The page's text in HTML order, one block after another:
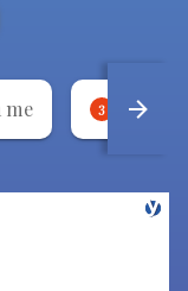
me 3